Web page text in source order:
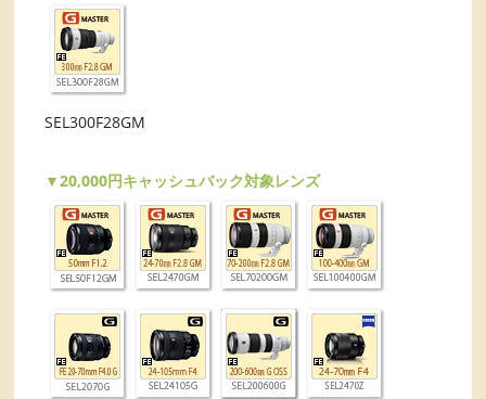
SEL300F28GM
▼20,000円キャッシュバック対象レンズ